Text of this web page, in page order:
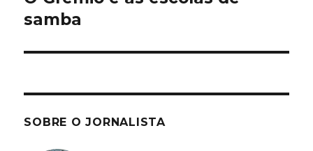
post:
samba
SOBRE O JORNALISTA